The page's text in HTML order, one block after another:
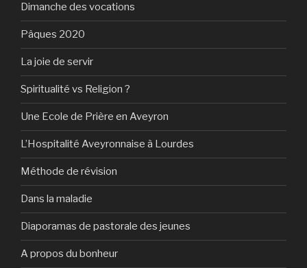
Dimanche des vocations
Pâques 2020
La joie de servir
Spiritualité vs Religion ?
Une Ecole de Prière en Aveyron
L’Hospitalité Aveyronnaise à Lourdes
Méthode de révision
Dans la maladie
Diaporamas de pastorale des jeunes
A propos du bonheur